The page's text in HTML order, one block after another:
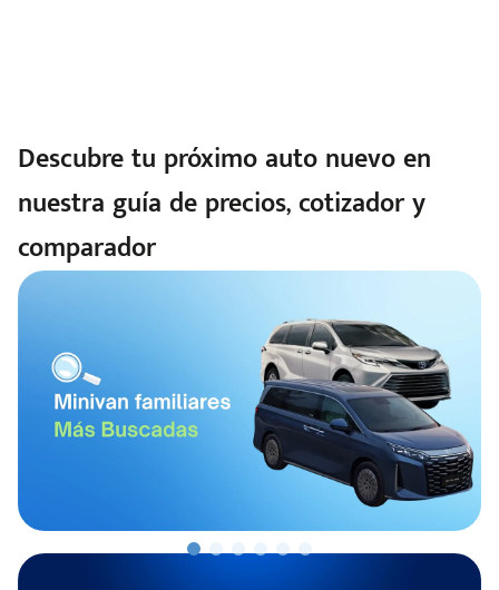
Descubre tu próximo auto nuevo en
nuestra guía de precios, cotizador y
comparador